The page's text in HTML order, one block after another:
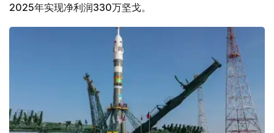
2025年实现净利润330万坚戈。